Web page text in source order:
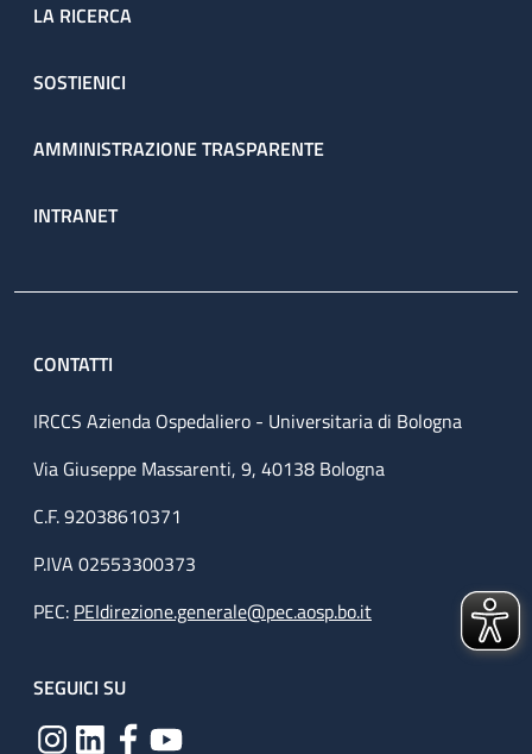
LA RICERCA
SOSTIENICI
AMMINISTRAZIONE TRASPARENTE
INTRANET
CONTATTI
IRCCS Azienda Ospedaliero - Universitaria di Bologna
Via Giuseppe Massarenti, 9, 40138 Bologna
C.F. 92038610371
P.IVA 02553300373
PEC: PEIdirezione.generale@pec.aosp.bo.it
SEGUICI SU